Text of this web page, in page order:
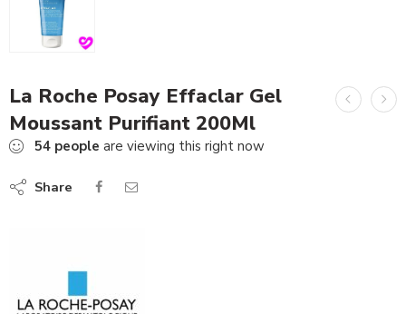
La Roche Posay Effaclar Gel
Moussant Purifiant 200Ml
54 people are viewing this right now
Share